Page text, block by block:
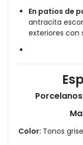
En patios de
antracita
exteriores con
Color: Tonos